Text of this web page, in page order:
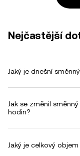
Nejčastější
Jaký je dnešní
Jak se změnil
hodin?
Jaký je celkový objem